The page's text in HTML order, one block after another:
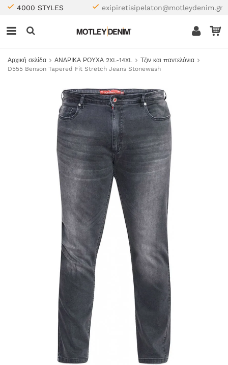
4000 STYLES exipiretisipelaton@motleydenim.gr
Αρχική σελίδα ΑΝΔΡΙΚΑ ΡΟΥΧΑ 2XL-14XL
Τζιν και παντελόνια
D555 Benson Tapered Fit Stretch Jeans Stonewash